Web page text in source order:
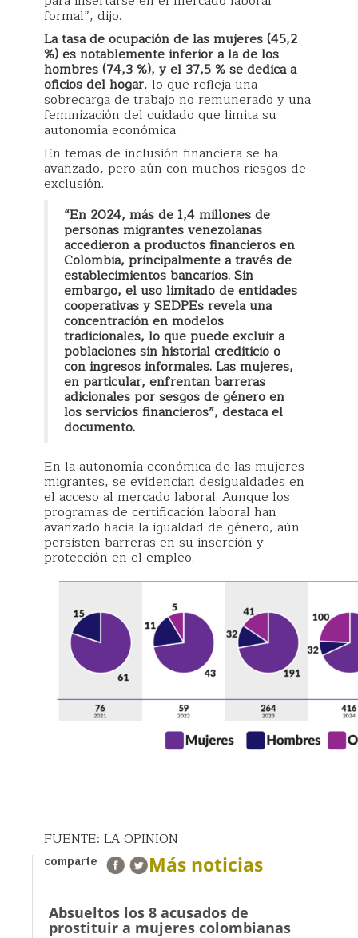
formal”, dijo.
La tasa de ocupación de las mujeres (45,2
%) es notablemente inferior a la de los
hombres (74,3 %), y el 37,5 % se dedica a
oficios del hogar, lo que refleja una
sobrecarga de trabajo no remunerado y una
feminización del cuidado que limita su
autonomía económica.
En temas de inclusión financiera se ha
avanzado, pero aún con muchos riesgos de
exclusión.
“En 2024, más de 1,4 millones de
personas migrantes venezolanas
accedieron a productos financieros en
Colombia, principalmente a través de
establecimientos bancarios. Sin
embargo, el uso limitado de entidades
cooperativas y SEDPEs revela una
concentración en modelos
tradicionales, lo que puede excluir a
poblaciones sin historial crediticio o
con ingresos informales. Las mujeres,
en particular, enfrentan barreras
adicionales por sesgos de género en
los servicios financieros”, destaca el
documento.
En la autonomía económica de las mujeres
migrantes, se evidencian desigualdades en
el acceso al mercado laboral. Aunque los
programas de certificación laboral han
avanzado hacia la igualdad de género, aún
persisten barreras en su inserción y
protección en el empleo.
FUENTE: LA OPINION
comparte Más noticias
Absueltos los 8 acusados de
prostituir a mujeres colombianas